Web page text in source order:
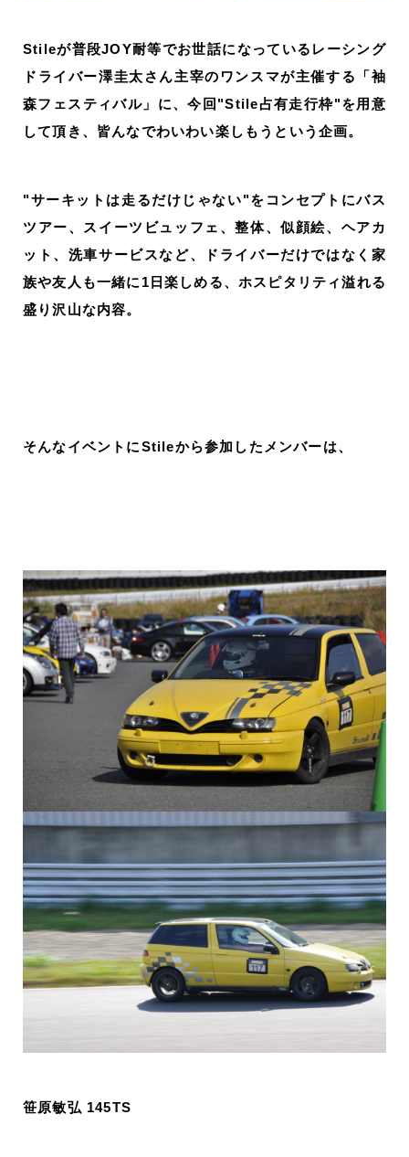
Stileが普段JOY耐等でお世話になっているレーシング
ドライバー澤圭太さん主宰のワンスマが主催する「袖
森フェスティバル 」に、今回"Stile占有走行枠"を用意
して頂き、皆んなでわいわい楽しもうという企画。
"サーキットは走るだけじゃない"をコンセプトにバス
ツアー、スイーツビュッフェ、整体、似顔絵、ヘアカ
ット、洗車サービスなど、ドライバーだけではなく家
族や友人も一緒に1日楽しめる、ホスピタリティ溢れる
盛り沢山な内容。
そんなイベントにStileから参加したメンバーは、
笹原敏弘 145TS